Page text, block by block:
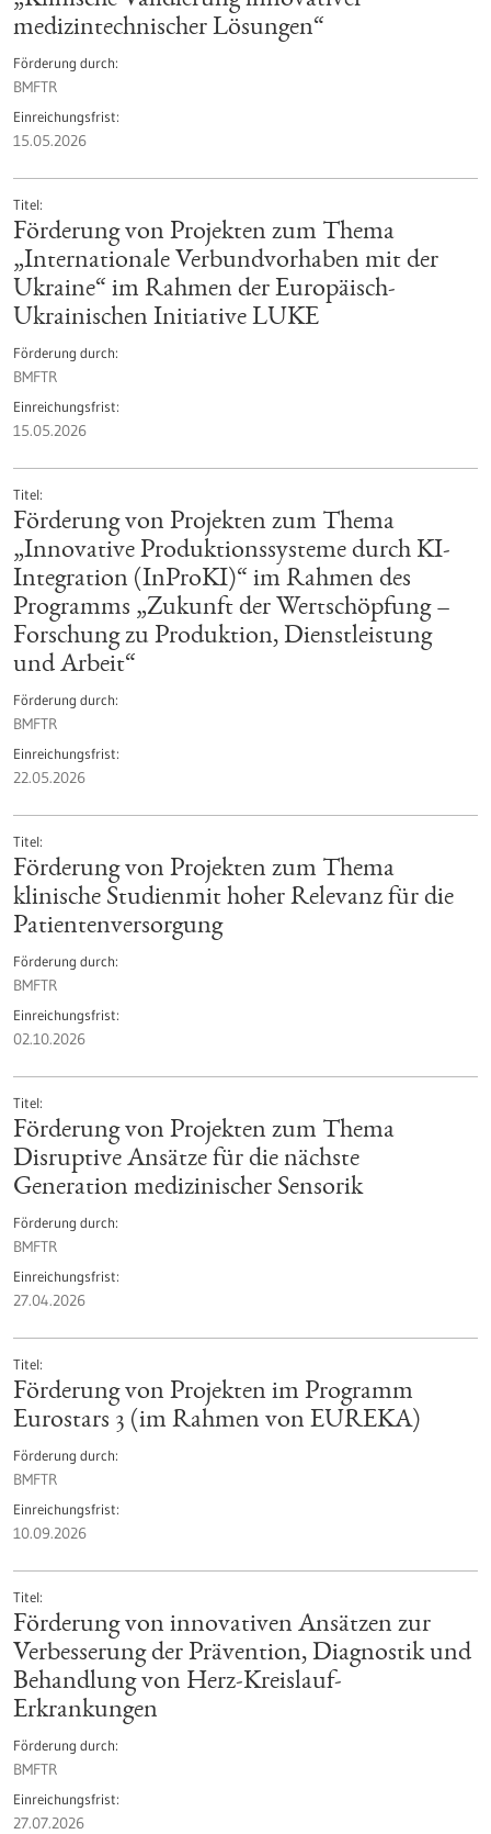
medizintechnischer Lösungen“
Förderung durch
BMFTR
Einreichungsfrist
15.05.2026
Titel
Förderung von Projekten zum Thema
„Internationale Verbundvorhaben mit der
Ukraine“ im Rahmen der Europäisch-
Ukrainischen Initiative LUKE
Förderung durch
BMFTR
Einreichungsfrist
15.05.2026
Titel
Förderung von Projekten zum Thema
„Innovative Produktionssysteme durch KI-
Integration (InProKI)“ im Rahmen des
Programms „Zukunft der Wertschöpfung –
Forschung zu Produktion, Dienstleistung
und Arbeit“
Förderung durch
BMFTR
Einreichungsfrist
22.05.2026
Titel
Förderung von Projekten zum Thema
klinische Studienmit hoher Relevanz für die
Patientenversorgung
Förderung durch
BMFTR
Einreichungsfrist
02.10.2026
Titel
Förderung von Projekten zum Thema
Disruptive Ansätze für die nächste
Generation medizinischer Sensorik
Förderung durch
BMFTR
Einreichungsfrist
27.04.2026
Titel
Förderung von Projekten im Programm
Eurostars 3 (im Rahmen von EUREKA)
Förderung durch
BMFTR
Einreichungsfrist
10.09.2026
Titel
Förderung von innovativen Ansätzen zur
Verbesserung der Prävention, Diagnostik und
Behandlung von Herz-Kreislauf-
Erkrankungen
Förderung durch
BMFTR
Einreichungsfrist
27.07.2026